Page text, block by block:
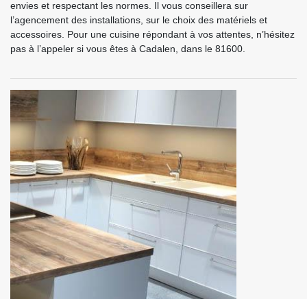
envies et respectant les normes. Il vous conseillera sur
l’agencement des installations, sur le choix des matériels et
accessoires. Pour une cuisine répondant à vos attentes, n’hésitez
pas à l’appeler si vous êtes à Cadalen, dans le 81600.